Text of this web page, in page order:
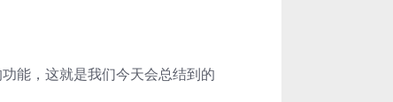
能，这就是我们今天会总结到的